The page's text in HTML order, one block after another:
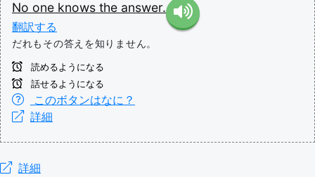
No one knows the answer.
翻訳する
だれもその答えを知りません。
読めるようになる
話せるようになる
このボタンはなに？
詳細
詳細